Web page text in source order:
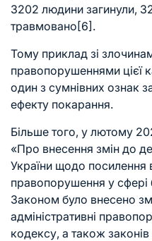
3202 людини загинули,
травмовано [6] .
Тому приклад зі
правопорушеннями цієї
один з сумнівних ознак
ефекту покарання.
Більше того, у лютому
«Про внесення змін до
України щодо посилення
правопорушення у
Законом було внесено
адміністративні
кодексу, а також